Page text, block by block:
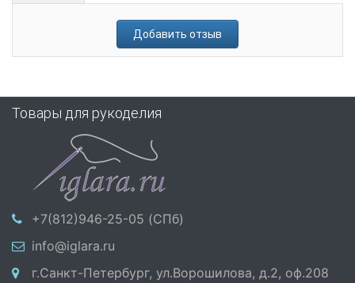
Добавить отзыв
Товары для рукоделия
+7(812)946-25-05 (СПб)
info@iglara.ru
г.Санкт-Петербург, ул.Ворошилова, д.2, оф.208